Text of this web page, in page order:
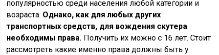
популярностью среди населения любой категории и
возраста. Однако, как для любых других
транспортных средств, для вождения скутера
необходимы права. Получить их можно с 16 лет. Стоит
рассмотреть какие именно права должны быть у